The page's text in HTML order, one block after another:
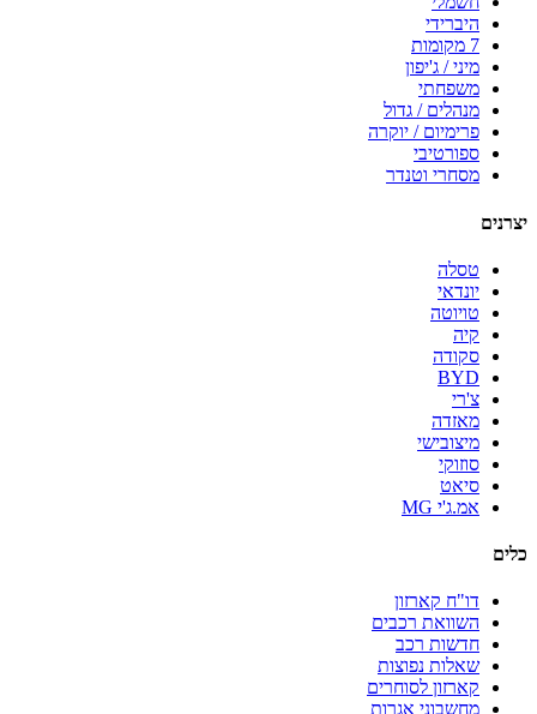
היברידי
7 מקומות
מיני / ג'יפון
משפחתי
מנהלים / גדול
פרימיום / יוקרה
ספורטיבי
מסחרי וטנדר
יצרנים
טסלה
יונדאי
טויוטה
קיה
סקודה
BYD
צ'רי
מאזדה
מיצובישי
סוזוקי
סיאט
אמ.ג'י MG
כלים
דו"ח קארזון
השוואת רכבים
חדשות רכב
שאלות נפוצות
קארזון לסוחרים
מחשבוני אגרות